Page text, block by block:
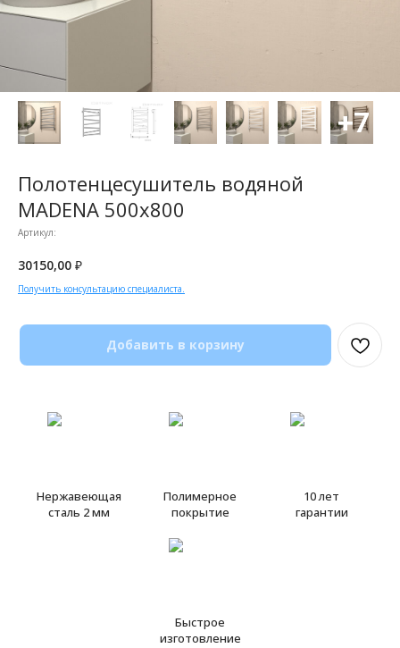
Полотенцесушитель водяной
MADENA 500x800
Артикул:
30150,00 ₽
Получить консультацию специалиста.
Добавить в корзину
Нержавеющая
сталь 2 мм
Полимерное
покрытие
10 лет
гарантии
Быстрое
изготовление